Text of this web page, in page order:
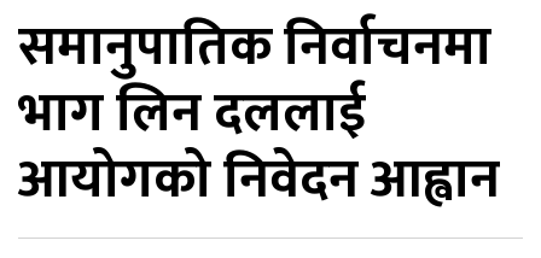
समानुपातिक निर्वाचनमा
भाग लिन दललाई
आयोगको निवेदन आह्वान